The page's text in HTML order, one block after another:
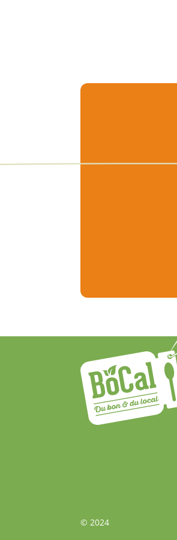
Menu
Footer
© 2024